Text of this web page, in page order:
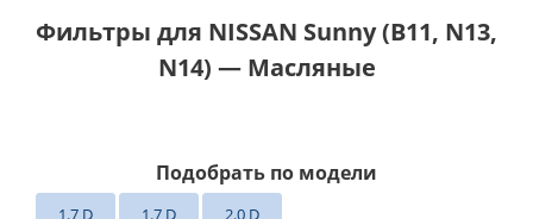
Фильтры для NISSAN Sunny (B11, N13,
N14) — Масляные
Подобрать по модели
1.7 D 1.7 D 2.0 D